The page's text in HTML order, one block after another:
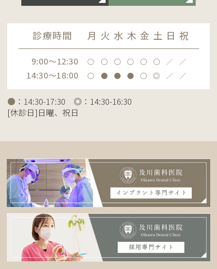
診療時間 月 火 水 木 金 土 日 祝
9:00～12:30 〇 〇 〇 〇 〇 〇 ／ ／
14:30～18:00 〇 ● ● ● 〇 ◎ ／ ／
● ：14:30-17:30 ◎：14:30-16:30
[休診日]日曜、祝日